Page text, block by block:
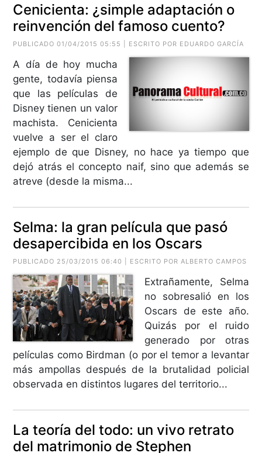
Cenicienta: ¿simple adaptación o
reinvención del famoso cuento?
PUBLICADO 01/04/2015 05:55 | ESCRITO POR EDUARDO GARCÍA
A día de hoy mucha
gente, todavía piensa
que las películas de
Disney tienen un valor
machista. Cenicienta
vuelve a ser el claro
ejemplo de que Disney, no hace ya tiempo que
dejó atrás el concepto naif, sino que además se
atreve (desde la misma...
Selma: la gran película que pasó
desapercibida en los Oscars
PUBLICADO 25/03/2015 06:40 | ESCRITO POR ALBERTO CAMPOS
Extrañamente, Selma
no sobresalió en los
Oscars de este año.
Quizás por el ruido
generado por otras
películas como Birdman (o por el temor a levantar
más ampollas después de la brutalidad policial
observada en distintos lugares del territorio...
La teoría del todo: un vivo retrato
del matrimonio de Stephen